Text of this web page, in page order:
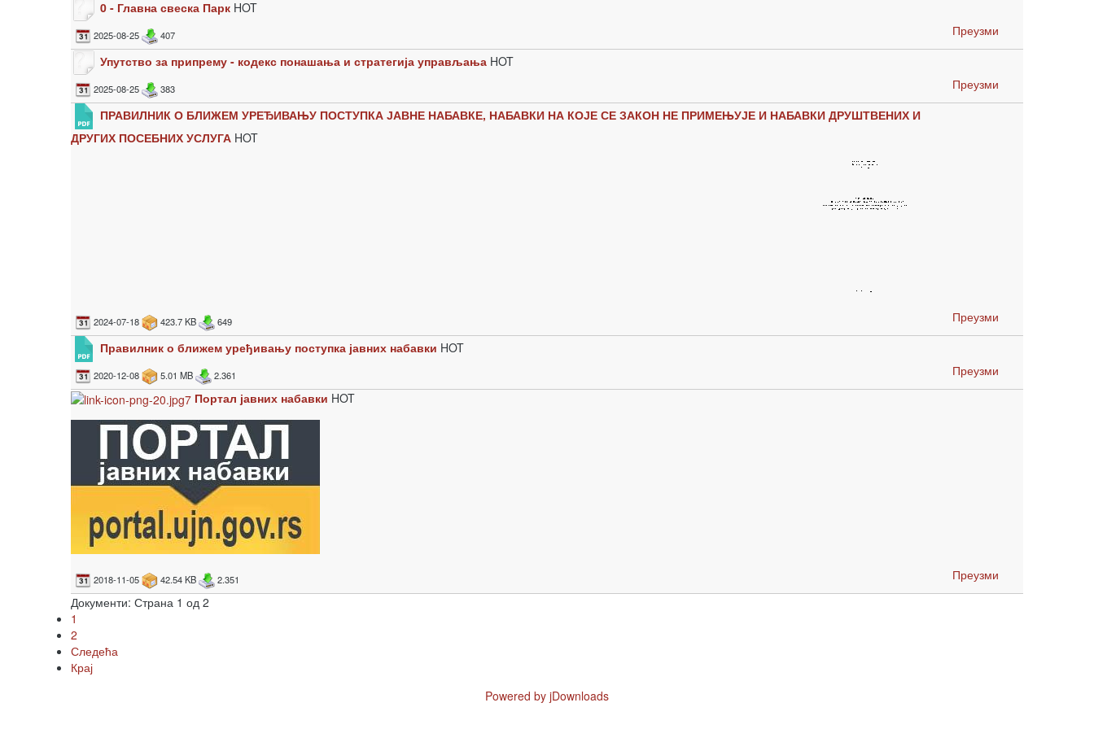
0 - Главна свеска Парк HOT
2025-08-25 407
Преузми
Упутство за припрему - кодекс понашања и стратегија управљања HOT
2025-08-25 383
Преузми
ПРАВИЛНИК О БЛИЖЕМ УРЕЂИВАЊУ ПОСТУПКА ЈАВНЕ НАБАВКЕ, НАБАВКИ НА КОЈЕ СЕ ЗАКОН НЕ ПРИМЕЊУЈЕ И НАБАВКИ ДРУШТВЕНИХ И
ДРУГИХ ПОСЕБНИХ УСЛУГА HOT
2024-07-18 423.7 KB 649
Преузми
Правилник о ближем уређивању поступка јавних набавки HOT
2020-12-08 5.01 MB 2.361
Преузми
Портал јавних набавки HOT
2018-11-05 42.54 KB 2.351
Преузми
Документи: Страна 1 од 2
1
2
Следећа
Крај
Powered by jDownloads